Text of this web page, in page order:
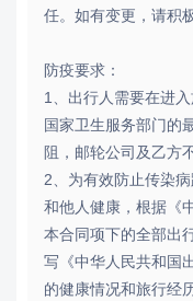
任。如有变更，请积
防疫要求：
1、出行人需要在进
国家卫生服务部门的
阻，邮轮公司及乙方
2、为有效防止传染
和他人健康，根据《
本合同项下的全部出
写《中华人民共和国
的健康情况和旅行经